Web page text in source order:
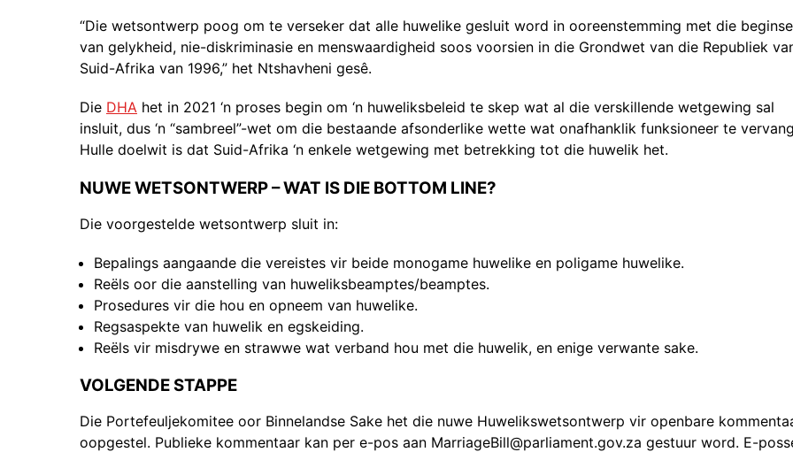
“Die wetsontwerp poog om te verseker dat alle huwelike gesluit word in ooreenstemming met die
van gelykheid, nie-diskriminasie en menswaardigheid soos voorsien in die Grondwet van die Republiek
Suid-Afrika van 1996,” het Ntshavheni gesê.
Die DHA het in 2021 ‘n proses begin om ‘n huweliksbeleid te skep wat al die verskillende wetgewing sal
insluit, dus ‘n “sambreel”-wet om die bestaande afsonderlike wette wat onafhanklik funksioneer te
Hulle doelwit is dat Suid-Afrika ‘n enkele wetgewing met betrekking tot die huwelik het.
NUWE WETSONTWERP – WAT IS DIE BOTTOM LINE?
Die voorgestelde wetsontwerp sluit in:
Bepalings aangaande die vereistes vir beide monogame huwelike en poligame huwelike.
Reëls oor die aanstelling van huweliksbeamptes/beamptes.
Prosedures vir die hou en opneem van huwelike.
Regsaspekte van huwelik en egskeiding.
Reëls vir misdrywe en strawwe wat verband hou met die huwelik, en enige verwante sake.
VOLGENDE STAPPE
Die Portefeuljekomitee oor Binnelandse Sake het die nuwe Huwelikswetsontwerp vir openbare
oopgestel. Publieke kommentaar kan per e-pos aan MarriageBill@parliament.gov.za gestuur word. E-